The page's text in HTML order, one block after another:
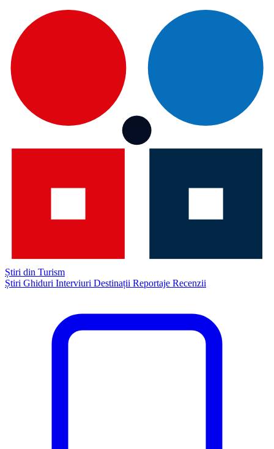
Știri din Turism
Știri Ghiduri Interviuri Destinații Reportaje Recenzii